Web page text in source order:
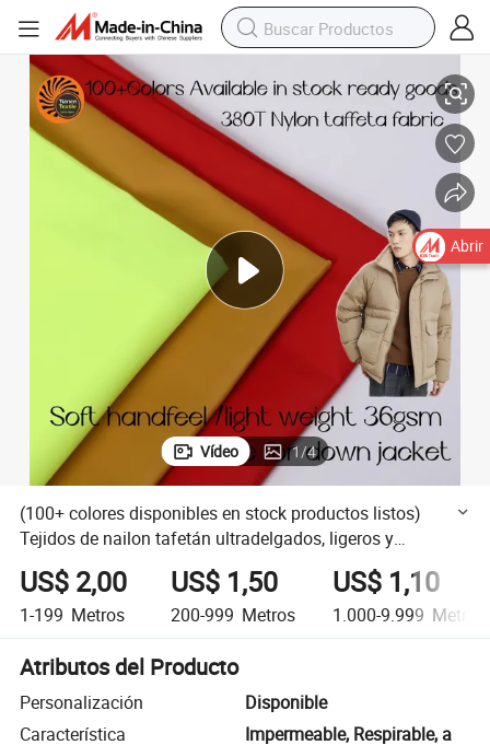
ultradelgados, ligeros y resistentes al agua para chaquetas de
(100+ colores disponibles en stock productos listos) Tejidos de nailon
Vídeo 1/4
(100+ colores disponibles en stock productos listos)
Tejidos de nailon tafetán ultradelgados, ligeros y
resistentes al agua para chaquetas de plumas chaquetas
para niños
US$ 2,00
1-199 Metros
US$ 1,50
200-999 Metros
US$ 1,10
1.000-9.999 Metros
Atributos del Producto
Personalización
Disponible
Característica
Impermeable, Respirable, a
Abrir